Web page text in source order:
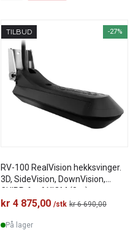
TILBUD -27%
RV-100 RealVision hekksvinger.
3D, SideVision, DownVision,
CHIRP, for AXIOM (8m)
kr 4 875,00 /stk kr 6 690,00
På lager